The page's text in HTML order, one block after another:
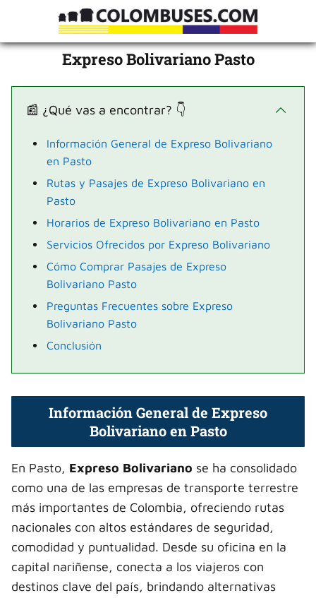
Expreso Bolivariano Pasto
📰 ¿Qué vas a encontrar? 👇
Información General de Expreso Bolivariano
en Pasto
Rutas y Pasajes de Expreso Bolivariano en
Pasto
Horarios de Expreso Bolivariano en Pasto
Servicios Ofrecidos por Expreso Bolivariano
Cómo Comprar Pasajes de Expreso
Bolivariano Pasto
Preguntas Frecuentes sobre Expreso
Bolivariano Pasto
Conclusión
Información General de Expreso
Bolivariano en Pasto
En Pasto, Expreso Bolivariano se ha consolidado
como una de las empresas de transporte terrestre
más importantes de Colombia, ofreciendo rutas
nacionales con altos estándares de seguridad,
comodidad y puntualidad. Desde su oficina en la
capital nariñense, conecta a los viajeros con
destinos clave del país, brindando alternativas